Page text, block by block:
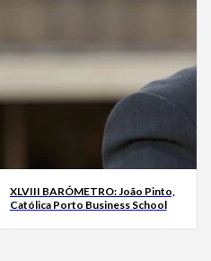
XLVIII BARÓMETRO: João Pinto,
Católica Porto Business School